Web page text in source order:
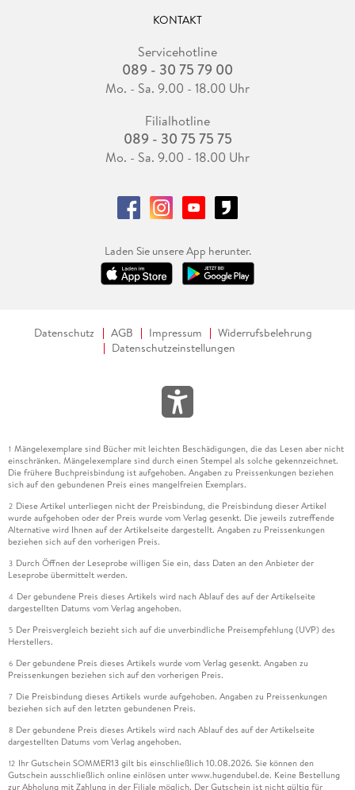
KONTAKT
Servicehotline
089 - 30 75 79 00
Mo. - Sa. 9.00 - 18.00 Uhr
Filialhotline
089 - 30 75 75 75
Mo. - Sa. 9.00 - 18.00 Uhr
Laden Sie unsere App herunter.
Datenschutz AGB Impressum
Widerrufsbelehrung
Datenschutzeinstellungen
1 Mängelexemplare sind Bücher mit leichten Beschädigungen, die das Lesen aber nicht
einschränken. Mängelexemplare sind durch einen Stempel als solche gekennzeichnet.
Die frühere Buchpreisbindung ist aufgehoben. Angaben zu Preissenkungen beziehen
sich auf den gebundenen Preis eines mangelfreien Exemplars.
2 Diese Artikel unterliegen nicht der Preisbindung, die Preisbindung dieser Artikel
wurde aufgehoben oder der Preis wurde vom Verlag gesenkt. Die jeweils zutreffende
Alternative wird Ihnen auf der Artikelseite dargestellt. Angaben zu Preissenkungen
beziehen sich auf den vorherigen Preis.
3 Durch Öffnen der Leseprobe willigen Sie ein, dass Daten an den Anbieter der
Leseprobe übermittelt werden.
4 Der gebundene Preis dieses Artikels wird nach Ablauf des auf der Artikelseite
dargestellten Datums vom Verlag angehoben.
5 Der Preisvergleich bezieht sich auf die unverbindliche Preisempfehlung (UVP) des
Herstellers.
6 Der gebundene Preis dieses Artikels wurde vom Verlag gesenkt. Angaben zu
Preissenkungen beziehen sich auf den vorherigen Preis.
7 Die Preisbindung dieses Artikels wurde aufgehoben. Angaben zu Preissenkungen
beziehen sich auf den letzten gebundenen Preis.
8 Der gebundene Preis dieses Artikels wird nach Ablauf des auf der Artikelseite
dargestellten Datums vom Verlag angehoben.
12 Ihr Gutschein SOMMER13 gilt bis einschließlich 10.08.2026. Sie können den
Gutschein ausschließlich online einlösen unter www.hugendubel.de. Keine Bestellung
zur Abholung mit Zahlung in der Filiale möglich. Der Gutschein ist nicht gültig für